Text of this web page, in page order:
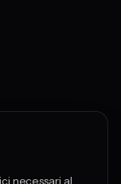
necessari al